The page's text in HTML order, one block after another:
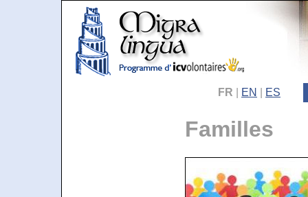
FR EN ES
Familles